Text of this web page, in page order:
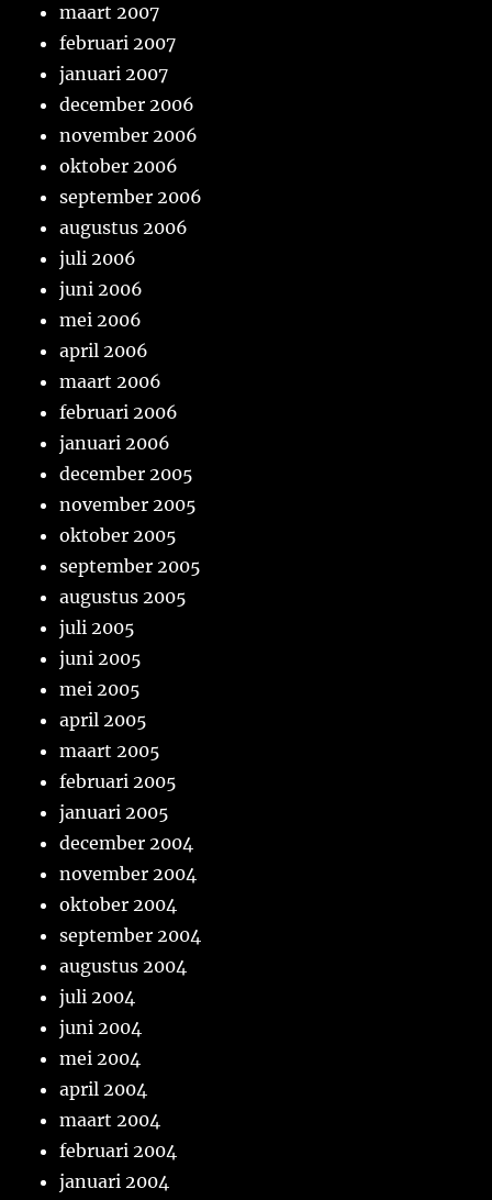
maart 2007
februari 2007
januari 2007
december 2006
november 2006
oktober 2006
september 2006
augustus 2006
juli 2006
juni 2006
mei 2006
april 2006
maart 2006
februari 2006
januari 2006
december 2005
november 2005
oktober 2005
september 2005
augustus 2005
juli 2005
juni 2005
mei 2005
april 2005
maart 2005
februari 2005
januari 2005
december 2004
november 2004
oktober 2004
september 2004
augustus 2004
juli 2004
juni 2004
mei 2004
april 2004
maart 2004
februari 2004
januari 2004